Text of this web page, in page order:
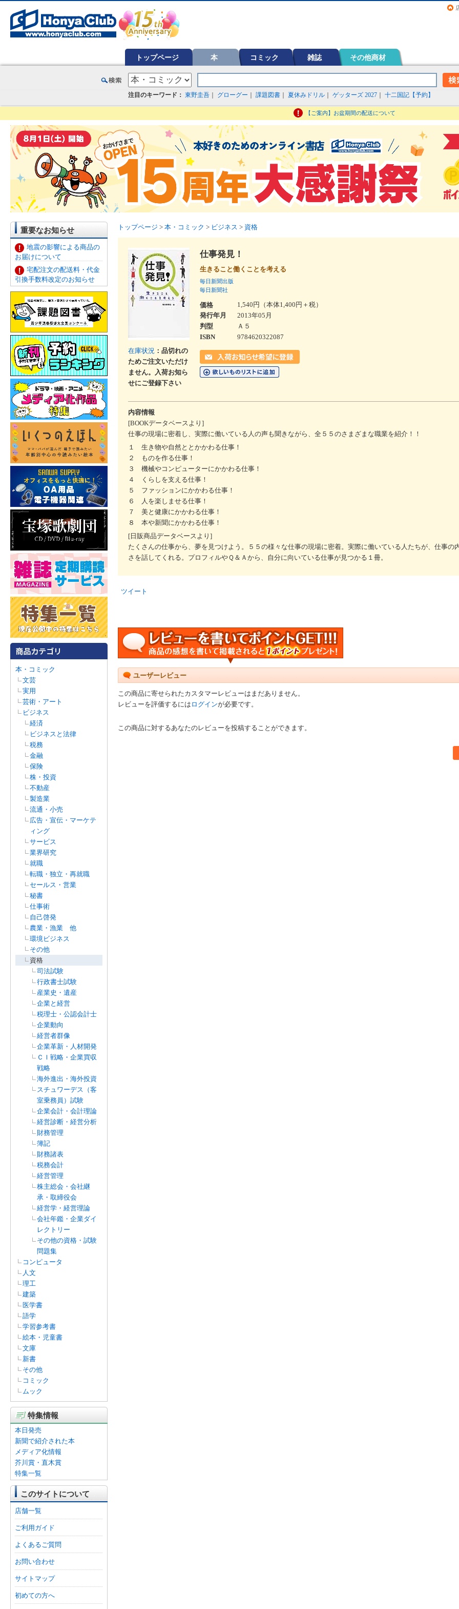
トップページ 本 コミック 雑誌 その他商材
注目のキーワード： 東野圭吾 グローグー 課題図書 夏休みドリル ゲッターズ 2027 十二国記【予約】
【ご案内】お盆期間の配送について
重要なお知らせ
地震の影響による商品の
お届けについて
宅配注文の配送料・代金
引換手数料改定のお知らせ
本・コミック
文芸
実用
芸術・アート
ビジネス
経済
ビジネスと法律
税務
金融
保険
株・投資
不動産
製造業
流通・小売
広告・宣伝・マーケテ
ィング
サービス
業界研究
就職
転職・独立・再就職
セールス・営業
秘書
仕事術
自己啓発
農業・漁業 他
環境ビジネス
その他
資格
司法試験
行政書士試験
産業史・遺産
企業と経営
税理士・公認会計士
企業動向
経営者群像
企業革新・人材開発
ＣＩ戦略・企業買収
戦略
海外進出・海外投資
スチュワーデス（客
室乗務員）試験
企業会計・会計理論
経営診断・経営分析
財務管理
簿記
財務諸表
税務会計
経営管理
株主総会・会社継
承・取締役会
経営学・経営理論
会社年鑑・企業ダイ
レクトリー
その他の資格・試験
問題集
コンピュータ
人文
理工
建築
医学書
語学
学習参考書
絵本・児童書
文庫
新書
その他
コミック
ムック
特集情報
本日発売
新聞で紹介された本
メディア化情報
芥川賞・直木賞
特集一覧
このサイトについて
店舗一覧
ご利用ガイド
よくあるご質問
お問い合わせ
サイトマップ
初めての方へ
トップページ > 本・コミック > ビジネス > 資格
在庫状況 ：品切れの
ためご注文いただけ
ません。入荷お知ら
せにご登録下さい
仕事発見！
生きること働くことを考える
毎日新聞出版
毎日新聞社
価格
1,540円（本体1,400円＋税）
発行年月
2013年05月
判型
Ａ５
ISBN
9784620322087
内容情報
[BOOKデータベースより]
仕事の現場に密着し、実際に働いている人の声も聞きながら、全５５のさまざまな職業を紹介！！
１ 生き物や自然ととかかわる仕事！
２ ものを作る仕事！
３ 機械やコンピューターにかかわる仕事！
４ くらしを支える仕事！
５ ファッションにかかわる仕事！
６ 人を楽しませる仕事！
７ 美と健康にかかわる仕事！
８ 本や新聞にかかわる仕事！
[日販商品データベースより]
たくさんの仕事から、夢を見つけよう。５５の様々な仕事の現場に密着。実際に働いている人たちが、仕事の
さを話してくれる。プロフィルやＱ＆Ａから、自分に向いている仕事が見つかる１冊。
ツイート
ユーザーレビュー
この商品に寄せられたカスタマーレビューはまだありません。
レビューを評価するには ログインが必要です。
この商品に対するあなたのレビューを投稿することができます。